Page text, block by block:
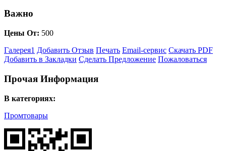
Важно
Цены От: 500
Галерея1 Добавить Отзыв Печать Email-сервис Скачать PDF
Добавить в Закладки Сделать Предложение Пожаловаться
Прочая Информация
В категориях:
Промтовары